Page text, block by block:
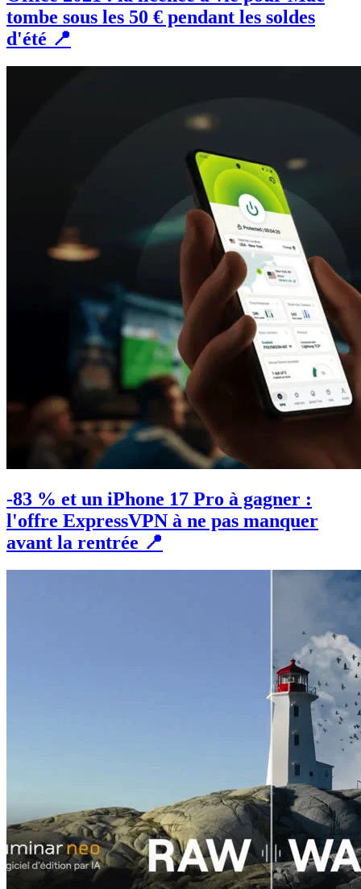
tombe sous les 50 € pendant les soldes
d'été 📍
-83 % et un iPhone 17 Pro à gagner :
l'offre ExpressVPN à ne pas manquer
avant la rentrée 📍